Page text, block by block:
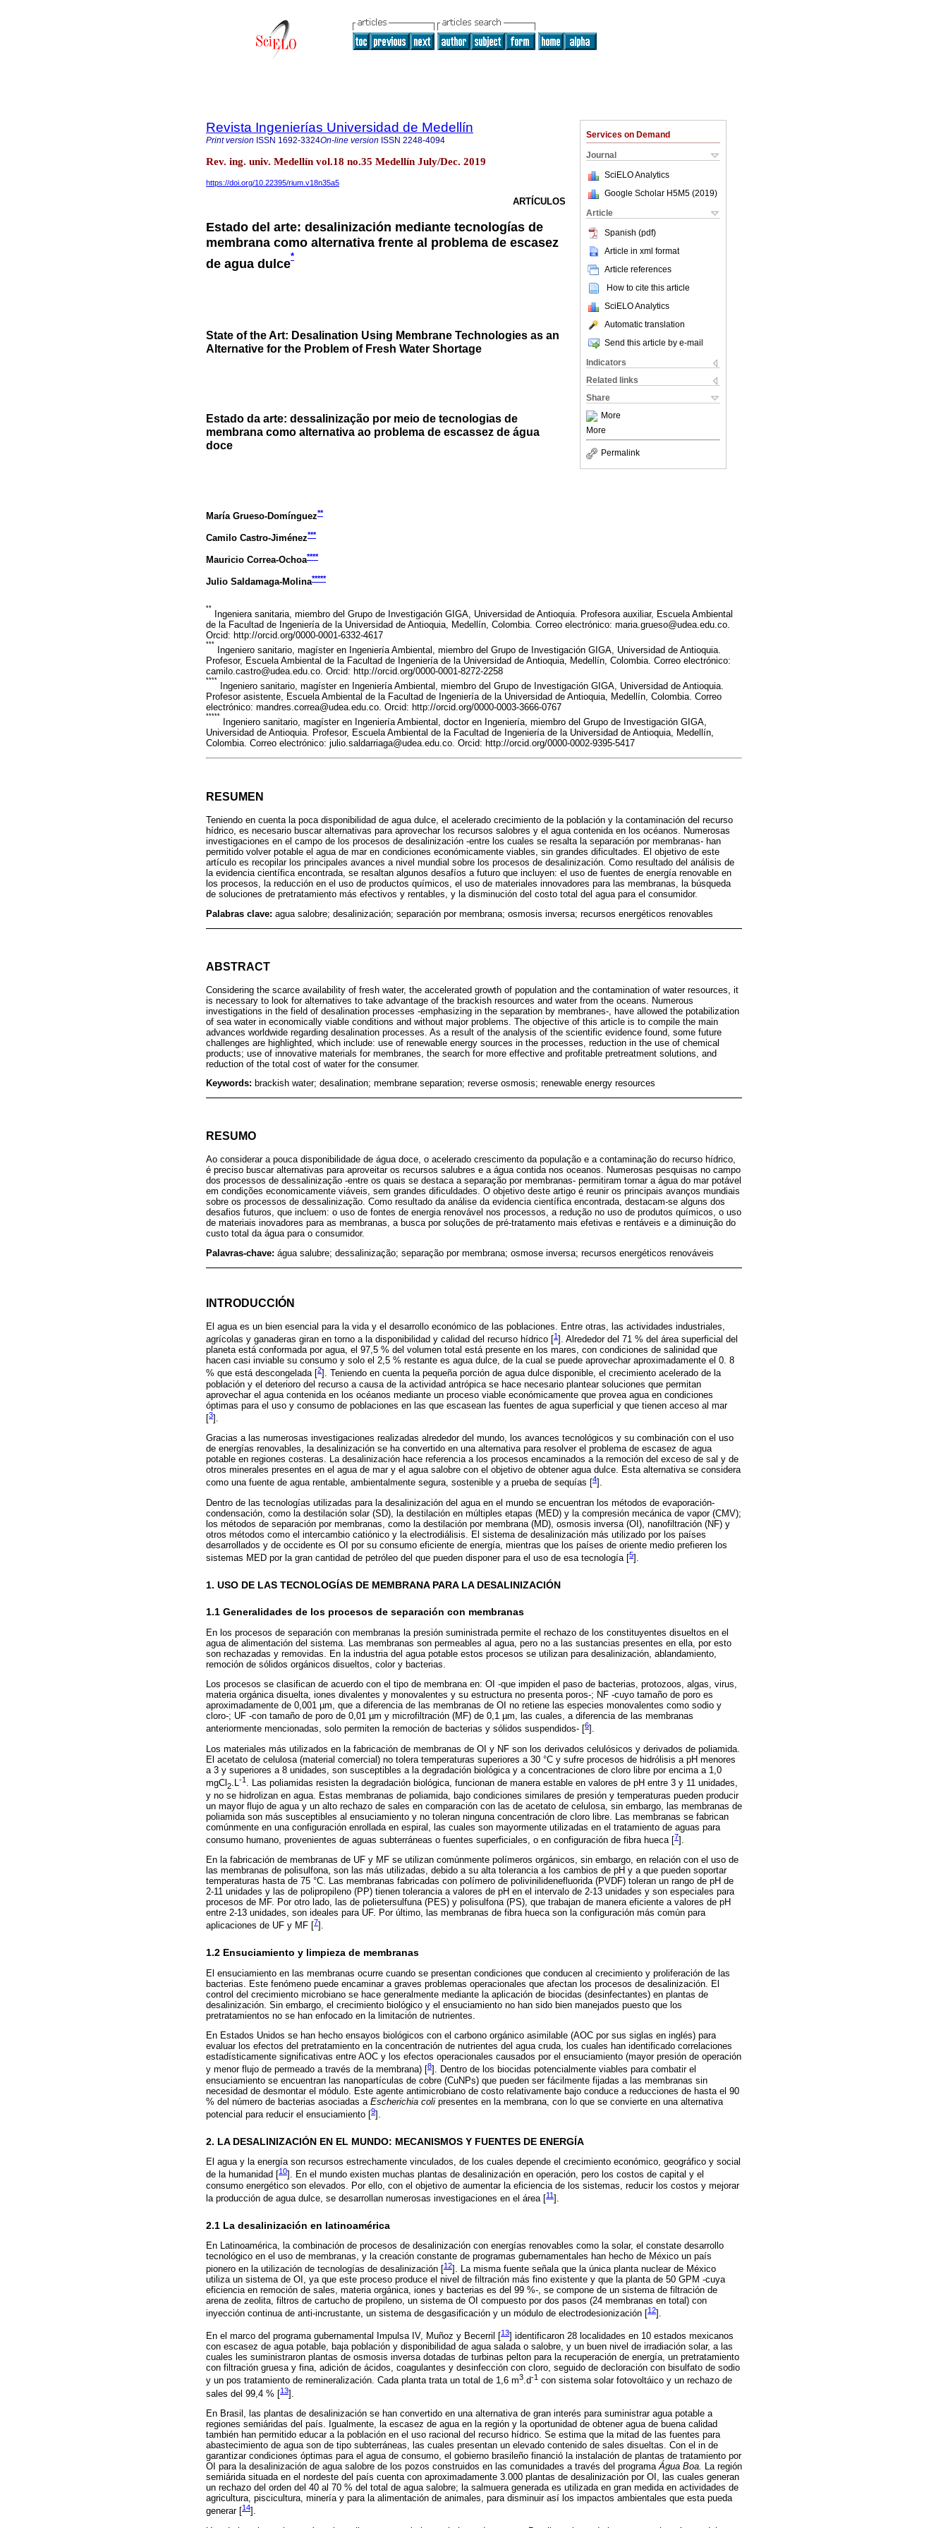
Services on Demand
Journal
SciELO Analytics
Google Scholar H5M5 (2019)
Article
Spanish (pdf)
Article in xml format
Article references
How to cite this article
SciELO Analytics
Automatic translation
Send this article by e-mail
Indicators
Related links
Share
More
More
Permalink
Revista Ingenierías Universidad de Medellín
Print version ISSN 1692-3324On-line version ISSN 2248-4094
Rev. ing. univ. Medellín vol.18 no.35 Medellín July/Dec. 2019
https://doi.org/10.22395/rium.v18n35a5
ARTÍCULOS
Estado del arte: desalinización mediante tecnologías de
membrana como alternativa frente al problema de escasez
de agua dulce
*
State of the Art: Desalination Using Membrane Technologies as an
Alternative for the Problem of Fresh Water Shortage
Estado da arte: dessalinização por meio de tecnologias de
membrana como alternativa ao problema de escassez de água
doce
María Grueso-Domínguez**
Camilo Castro-Jiménez***
Mauricio Correa-Ochoa****
Julio Saldamaga-Molina*****
**
Ingeniera sanitaria, miembro del Grupo de Investigación GIGA, Universidad de Antioquia. Profesora auxiliar, Escuela Ambiental
de la Facultad de Ingeniería de la Universidad de Antioquia, Medellín, Colombia. Correo electrónico: maria.grueso@udea.edu.co.
Orcid: http://orcid.org/0000-0001-6332-4617
***
Ingeniero sanitario, magíster en Ingeniería Ambiental, miembro del Grupo de Investigación GIGA, Universidad de Antioquia.
Profesor, Escuela Ambiental de la Facultad de Ingeniería de la Universidad de Antioquia, Medellín, Colombia. Correo electrónico:
camilo.castro@udea.edu.co. Orcid: http://orcid.org/0000-0001-8272-2258
****
Ingeniero sanitario, magíster en Ingeniería Ambiental, miembro del Grupo de Investigación GIGA, Universidad de Antioquia.
Profesor asistente, Escuela Ambiental de la Facultad de Ingeniería de la Universidad de Antioquia, Medellín, Colombia. Correo
electrónico: mandres.correa@udea.edu.co. Orcid: http://orcid.org/0000-0003-3666-0767
*****
Ingeniero sanitario, magíster en Ingeniería Ambiental, doctor en Ingeniería, miembro del Grupo de Investigación GIGA,
Universidad de Antioquia. Profesor, Escuela Ambiental de la Facultad de Ingeniería de la Universidad de Antioquia, Medellín,
Colombia. Correo electrónico: julio.saldarriaga@udea.edu.co. Orcid: http://orcid.org/0000-0002-9395-5417
RESUMEN
Teniendo en cuenta la poca disponibilidad de agua dulce, el acelerado crecimiento de la población y la contaminación del recurso
hídrico, es necesario buscar alternativas para aprovechar los recursos salobres y el agua contenida en los océanos. Numerosas
investigaciones en el campo de los procesos de desalinización -entre los cuales se resalta la separación por membranas- han
permitido volver potable el agua de mar en condiciones económicamente viables, sin grandes dificultades. El objetivo de este
artículo es recopilar los principales avances a nivel mundial sobre los procesos de desalinización. Como resultado del análisis de
la evidencia científica encontrada, se resaltan algunos desafíos a futuro que incluyen: el uso de fuentes de energía renovable en
los procesos, la reducción en el uso de productos químicos, el uso de materiales innovadores para las membranas, la búsqueda
de soluciones de pretratamiento más efectivos y rentables, y la disminución del costo total del agua para el consumidor.
Palabras clave: agua salobre; desalinización; separación por membrana; osmosis inversa; recursos energéticos renovables
ABSTRACT
Considering the scarce availability of fresh water, the accelerated growth of population and the contamination of water resources, it
is necessary to look for alternatives to take advantage of the brackish resources and water from the oceans. Numerous
investigations in the field of desalination processes -emphasizing in the separation by membranes-, have allowed the potabilization
of sea water in economically viable conditions and without major problems. The objective of this article is to compile the main
advances worldwide regarding desalination processes. As a result of the analysis of the scientific evidence found, some future
challenges are highlighted, which include: use of renewable energy sources in the processes, reduction in the use of chemical
products; use of innovative materials for membranes, the search for more effective and profitable pretreatment solutions, and
reduction of the total cost of water for the consumer.
Keywords: brackish water; desalination; membrane separation; reverse osmosis; renewable energy resources
RESUMO
Ao considerar a pouca disponibilidade de água doce, o acelerado crescimento da população e a contaminação do recurso hídrico,
é preciso buscar alternativas para aproveitar os recursos salubres e a água contida nos oceanos. Numerosas pesquisas no campo
dos processos de dessalinização -entre os quais se destaca a separação por membranas- permitiram tornar a água do mar potável
em condições economicamente viáveis, sem grandes dificuldades. O objetivo deste artigo é reunir os principais avanços mundiais
sobre os processos de dessalinização. Como resultado da análise da evidencia científica encontrada, destacam-se alguns dos
desafios futuros, que incluem: o uso de fontes de energia renovável nos processos, a redução no uso de produtos químicos, o uso
de materiais inovadores para as membranas, a busca por soluções de pré-tratamento mais efetivas e rentáveis e a diminuição do
custo total da água para o consumidor.
Palavras-chave: água salubre; dessalinização; separação por membrana; osmose inversa; recursos energéticos renováveis
INTRODUCCIÓN
El agua es un bien esencial para la vida y el desarrollo económico de las poblaciones. Entre otras, las actividades industriales,
agrícolas y ganaderas giran en torno a la disponibilidad y calidad del recurso hídrico [1]. Alrededor del 71 % del área superficial del
planeta está conformada por agua, el 97,5 % del volumen total está presente en los mares, con condiciones de salinidad que
hacen casi inviable su consumo y solo el 2,5 % restante es agua dulce, de la cual se puede aprovechar aproximadamente el 0. 8
% que está descongelada [2]. Teniendo en cuenta la pequeña porción de agua dulce disponible, el crecimiento acelerado de la
población y el deterioro del recurso a causa de la actividad antrópica se hace necesario plantear soluciones que permitan
aprovechar el agua contenida en los océanos mediante un proceso viable económicamente que provea agua en condiciones
óptimas para el uso y consumo de poblaciones en las que escasean las fuentes de agua superficial y que tienen acceso al mar
[3].
Gracias a las numerosas investigaciones realizadas alrededor del mundo, los avances tecnológicos y su combinación con el uso
de energías renovables, la desalinización se ha convertido en una alternativa para resolver el problema de escasez de agua
potable en regiones costeras. La desalinización hace referencia a los procesos encaminados a la remoción del exceso de sal y de
otros minerales presentes en el agua de mar y el agua salobre con el objetivo de obtener agua dulce. Esta alternativa se considera
como una fuente de agua rentable, ambientalmente segura, sostenible y a prueba de sequías [4].
Dentro de las tecnologías utilizadas para la desalinización del agua en el mundo se encuentran los métodos de evaporación-
condensación, como la destilación solar (SD), la destilación en múltiples etapas (MED) y la compresión mecánica de vapor (CMV);
los métodos de separación por membranas, como la destilación por membrana (MD), osmosis inversa (OI), nanofiltración (NF) y
otros métodos como el intercambio catiónico y la electrodiálisis. El sistema de desalinización más utilizado por los países
desarrollados y de occidente es OI por su consumo eficiente de energía, mientras que los países de oriente medio prefieren los
sistemas MED por la gran cantidad de petróleo del que pueden disponer para el uso de esa tecnología [5].
1. USO DE LAS TECNOLOGÍAS DE MEMBRANA PARA LA DESALINIZACIÓN
1.1 Generalidades de los procesos de separación con membranas
En los procesos de separación con membranas la presión suministrada permite el rechazo de los constituyentes disueltos en el
agua de alimentación del sistema. Las membranas son permeables al agua, pero no a las sustancias presentes en ella, por esto
son rechazadas y removidas. En la industria del agua potable estos procesos se utilizan para desalinización, ablandamiento,
remoción de sólidos orgánicos disueltos, color y bacterias.
Los procesos se clasifican de acuerdo con el tipo de membrana en: OI -que impiden el paso de bacterias, protozoos, algas, virus,
materia orgánica disuelta, iones divalentes y monovalentes y su estructura no presenta poros-; NF -cuyo tamaño de poro es
aproximadamente de 0,001 µm, que a diferencia de las membranas de OI no retiene las especies monovalentes como sodio y
cloro-; UF -con tamaño de poro de 0,01 µm y microfiltración (MF) de 0,1 µm, las cuales, a diferencia de las membranas
anteriormente mencionadas, solo permiten la remoción de bacterias y sólidos suspendidos- [6].
Los materiales más utilizados en la fabricación de membranas de OI y NF son los derivados celulósicos y derivados de poliamida.
El acetato de celulosa (material comercial) no tolera temperaturas superiores a 30 °C y sufre procesos de hidrólisis a pH menores
a 3 y superiores a 8 unidades, son susceptibles a la degradación biológica y a concentraciones de cloro libre por encima a 1,0
mgCl 2.L-1 . Las poliamidas resisten la degradación biológica, funcionan de manera estable en valores de pH entre 3 y 11 unidades,
y no se hidrolizan en agua. Estas membranas de poliamida, bajo condiciones similares de presión y temperaturas pueden producir
un mayor flujo de agua y un alto rechazo de sales en comparación con las de acetato de celulosa, sin embargo, las membranas de
poliamida son más susceptibles al ensuciamiento y no toleran ninguna concentración de cloro libre. Las membranas se fabrican
comúnmente en una configuración enrollada en espiral, las cuales son mayormente utilizadas en el tratamiento de aguas para
consumo humano, provenientes de aguas subterráneas o fuentes superficiales, o en configuración de fibra hueca [7].
En la fabricación de membranas de UF y MF se utilizan comúnmente polímeros orgánicos, sin embargo, en relación con el uso de
las membranas de polisulfona, son las más utilizadas, debido a su alta tolerancia a los cambios de pH y a que pueden soportar
temperaturas hasta de 75 °C. Las membranas fabricadas con polímero de polivinilidenefluorida (PVDF) toleran un rango de pH de
2-11 unidades y las de polipropileno (PP) tienen tolerancia a valores de pH en el intervalo de 2-13 unidades y son especiales para
procesos de MF. Por otro lado, las de polietersulfuna (PES) y polisulfona (PS), que trabajan de manera eficiente a valores de pH
entre 2-13 unidades, son ideales para UF. Por último, las membranas de fibra hueca son la configuración más común para
aplicaciones de UF y MF [
7 ].
1.2 Ensuciamiento y limpieza de membranas
El ensuciamiento en las membranas ocurre cuando se presentan condiciones que conducen al crecimiento y proliferación de las
bacterias. Este fenómeno puede encaminar a graves problemas operacionales que afectan los procesos de desalinización. El
control del crecimiento microbiano se hace generalmente mediante la aplicación de biocidas (desinfectantes) en plantas de
desalinización. Sin embargo, el crecimiento biológico y el ensuciamiento no han sido bien manejados puesto que los
pretratamientos no se han enfocado en la limitación de nutrientes.
En Estados Unidos se han hecho ensayos biológicos con el carbono orgánico asimilable (AOC por sus siglas en inglés) para
evaluar los efectos del pretratamiento en la concentración de nutrientes del agua cruda, los cuales han identificado correlaciones
estadísticamente significativas entre AOC y los efectos operacionales causados por el ensuciamiento (mayor presión de operación
y menor flujo de permeado a través de la membrana) [8]. Dentro de los biocidas potencialmente viables para combatir el
ensuciamiento se encuentran las nanopartículas de cobre (CuNPs) que pueden ser fácilmente fijadas a las membranas sin
necesidad de desmontar el módulo. Este agente antimicrobiano de costo relativamente bajo conduce a reducciones de hasta el 90
% del número de bacterias asociadas a Escherichia coli presentes en la membrana, con lo que se convierte en una alternativa
potencial para reducir el ensuciamiento [9].
2. LA DESALINIZACIÓN EN EL MUNDO: MECANISMOS Y FUENTES DE ENERGÍA
El agua y la energía son recursos estrechamente vinculados, de los cuales depende el crecimiento económico, geográfico y social
de la humanidad [10]. En el mundo existen muchas plantas de desalinización en operación, pero los costos de capital y el
consumo energético son elevados. Por ello, con el objetivo de aumentar la eficiencia de los sistemas, reducir los costos y mejorar
la producción de agua dulce, se desarrollan numerosas investigaciones en el área [11].
2.1 La desalinización en latinoamérica
En Latinoamérica, la combinación de procesos de desalinización con energías renovables como la solar, el constate desarrollo
tecnológico en el uso de membranas, y la creación constante de programas gubernamentales han hecho de México un país
pionero en la utilización de tecnologías de desalinización [12]. La misma fuente señala que la única planta nuclear de México
utiliza un sistema de OI, ya que este proceso produce el nivel de filtración más fino existente y que la planta de 50 GPM -cuya
eficiencia en remoción de sales, materia orgánica, iones y bacterias es del 99 %-, se compone de un sistema de filtración de
arena de zeolita, filtros de cartucho de propileno, un sistema de OI compuesto por dos pasos (24 membranas en total) con
inyección continua de anti-incrustante, un sistema de desgasificación y un módulo de electrodesionización [
12 ].
En el marco del programa gubernamental Impulsa IV, Muñoz y Becerril [13] identificaron 28 localidades en 10 estados mexicanos
con escasez de agua potable, baja población y disponibilidad de agua salada o salobre, y un buen nivel de irradiación solar, a las
cuales les suministraron plantas de osmosis inversa dotadas de turbinas pelton para la recuperación de energía, un pretratamiento
con filtración gruesa y fina, adición de ácidos, coagulantes y desinfección con cloro, seguido de decloración con bisulfato de sodio
y un pos tratamiento de remineralización. Cada planta trata un total de 1,6 m3.d-1 con sistema solar fotovoltáico y un rechazo de
sales del 99,4 % [13].
En Brasil, las plantas de desalinización se han convertido en una alternativa de gran interés para suministrar agua potable a
regiones semiáridas del país. Igualmente, la escasez de agua en la región y la oportunidad de obtener agua de buena calidad
también han permitido educar a la población en el uso racional del recurso hídrico. Se estima que la mitad de las fuentes para
abastecimiento de agua son de tipo subterráneas, las cuales presentan un elevado contenido de sales disueltas. Con el in de
garantizar condiciones óptimas para el agua de consumo, el gobierno brasileño financió la instalación de plantas de tratamiento por
OI para la desalinización de agua salobre de los pozos construidos en las comunidades a través del programaÁgua Boa. La región
semiárida situada en el nordeste del país cuenta con aproximadamente 3.000 plantas de desalinización por OI, las cuales generan
un rechazo del orden del 40 al 70 % del total de agua salobre; la salmuera generada es utilizada en gran medida en actividades de
agricultura, piscicultura, minería y para la alimentación de animales, para disminuir así los impactos ambientales que esta pueda
generar [ 14 ].